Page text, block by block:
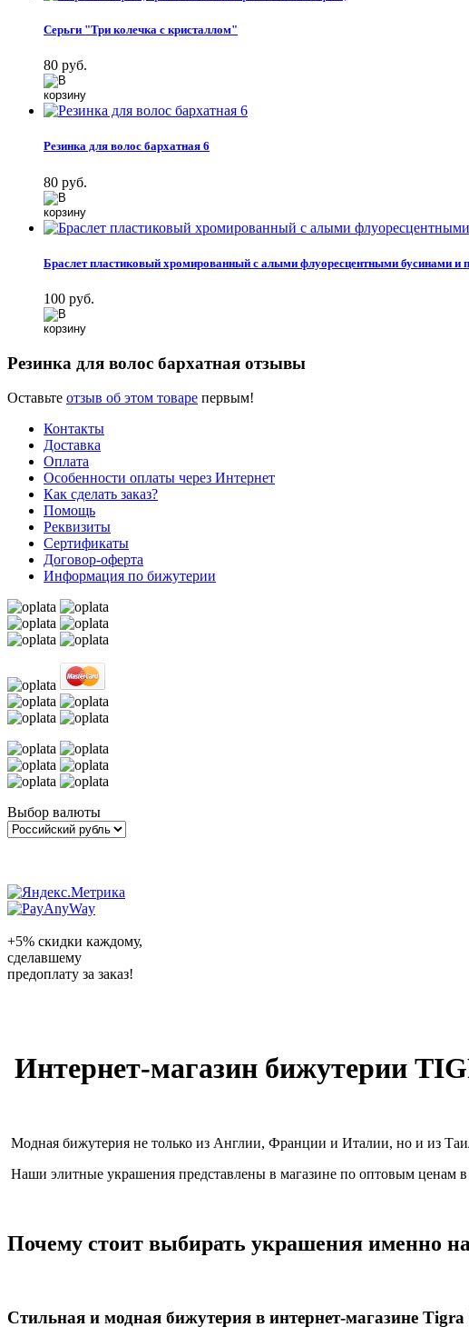
Серьги "Три колечка с кристаллом"
80 руб.
Резинка для волос бархатная 6
80 руб.
Браслет пластиковый хромированный с алыми флуоресцентными бусинами и
100 руб.
Резинка для волос бархатная отзывы
Оставьте отзыв об этом товаре первым!
Контакты
Доставка
Оплата
Особенности оплаты через Интернет
Как сделать заказ?
Помощь
Реквизиты
Сертификаты
Договор-оферта
Информация по бижутерии
Выбор валюты
+5% скидки каждому,
сделавшему
предоплату за заказ!
Интернет-магазин бижутерии
Модная бижутерия не только из Англии, Франции и Италии, но и из
Наши элитные украшения представлены в магазине по оптовым ценам в
Почему стоит выбирать украшения именно
Стильная и модная бижутерия в интернет-магазине Tigra